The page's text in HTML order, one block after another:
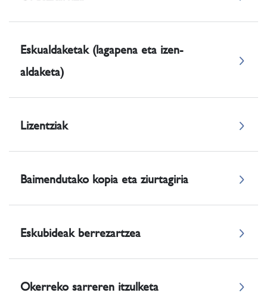
Eskualdaketak (lagapena eta izen-
aldaketa)
Lizentziak
Baimendutako kopia eta ziurtagiria
Eskubideak berrezartzea
Okerreko sarreren itzulketa